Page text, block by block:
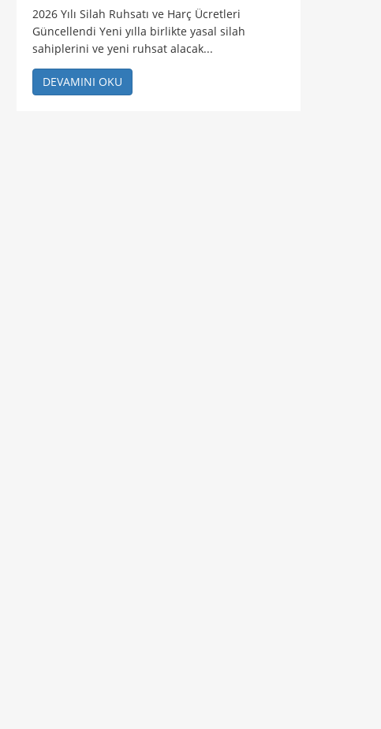
2026 Yılı Silah Ruhsatı ve Harç Ücretleri
Güncellendi Yeni yılla birlikte yasal silah
sahiplerini ve yeni ruhsat alacak...
DEVAMINI OKU